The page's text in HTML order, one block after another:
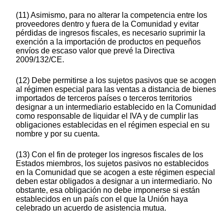
(11) Asimismo, para no alterar la competencia entre los
proveedores dentro y fuera de la Comunidad y evitar
pérdidas de ingresos fiscales, es necesario suprimir la
exención a la importación de productos en pequeños
envíos de escaso valor que prevé la Directiva
2009/132/CE.
(12) Debe permitirse a los sujetos pasivos que se acogen
al régimen especial para las ventas a distancia de bienes
importados de terceros países o terceros territorios
designar a un intermediario establecido en la Comunidad
como responsable de liquidar el IVA y de cumplir las
obligaciones establecidas en el régimen especial en su
nombre y por su cuenta.
(13) Con el fin de proteger los ingresos fiscales de los
Estados miembros, los sujetos pasivos no establecidos
en la Comunidad que se acogen a este régimen especial
deben estar obligados a designar a un intermediario. No
obstante, esa obligación no debe imponerse si están
establecidos en un país con el que la Unión haya
celebrado un acuerdo de asistencia mutua.